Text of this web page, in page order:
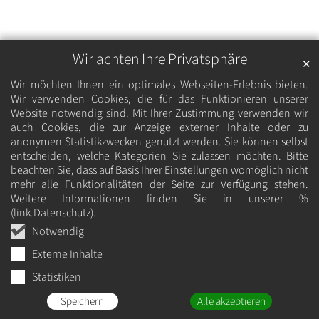
Wir achten Ihre Privatsphäre
Wir möchten Ihnen ein optimales Webseiten-Erlebnis bieten.
Wir verwenden Cookies, die für das Funktionieren unserer
Website notwendig sind. Mit Ihrer Zustimmung verwenden wir
auch Cookies, die zur Anzeige externer Inhalte oder zu
anonymen Statistikzwecken genutzt werden. Sie können selbst
entscheiden, welche Kategorien Sie zulassen möchten. Bitte
beachten Sie, dass auf Basis Ihrer Einstellungen womöglich nicht
mehr alle Funktionalitäten der Seite zur Verfügung stehen.
Weitere Informationen finden Sie in unserer %
(link.Datenschutz).
Notwendig
Externe Inhalte
Statistiken
Speichern Alle akzeptieren
✕